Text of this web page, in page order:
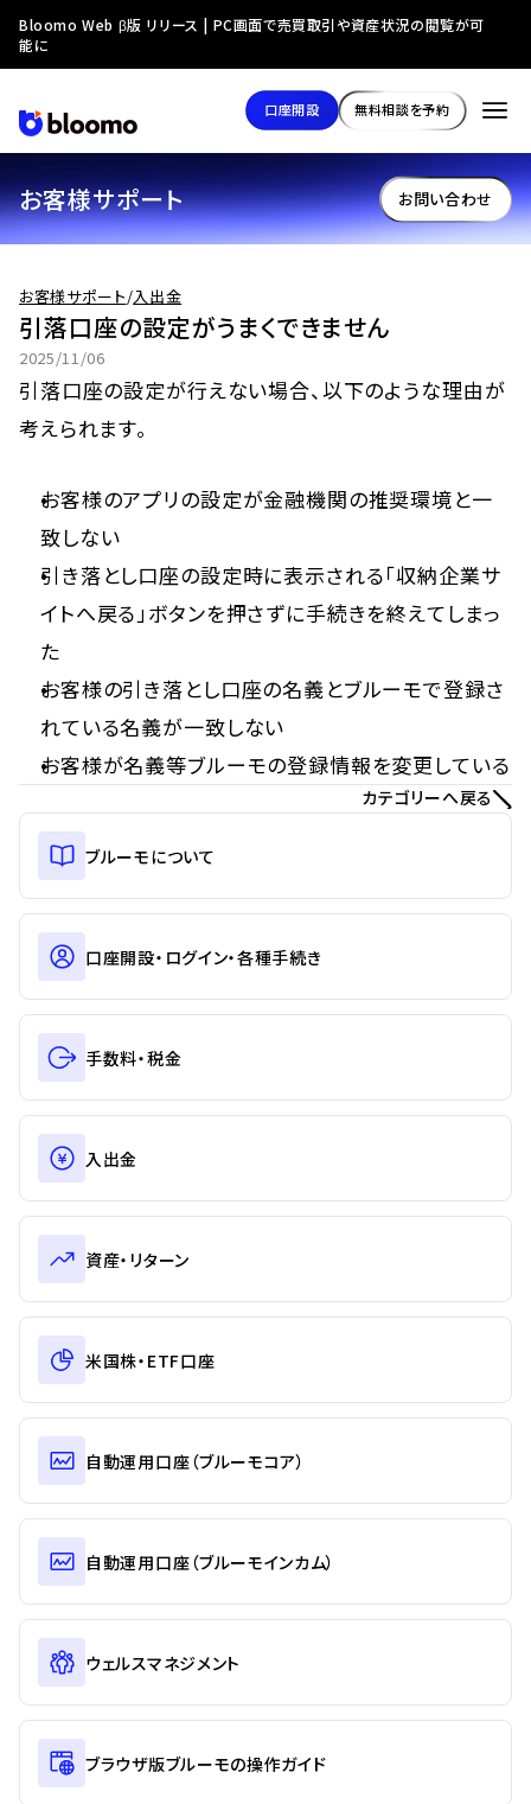
お客様サポート お問い合わせ
お客様サポート/入出金
引落口座の設定がうまくできません
2025/11/06
引落口座の設定が行えない場合、以下のような理由が
考えられます。
お客様のアプリの設定が金融機関の推奨環境と一
致しない
引き落とし口座の設定時に表示される「収納企業サ
イトへ戻る」ボタンを押さずに手続きを終えてしまっ
た
お客様の引き落とし口座の名義とブルーモで登録さ
れている名義が一致しない
お客様が名義等ブルーモの登録情報を変更している
カテゴリーへ戻る
ブルーモについて
口座開設・ログイン・各種手続き
手数料・税金
入出金
資産・リターン
米国株・ETF口座
自動運用口座（ブルーモコア）
自動運用口座（ブルーモインカム）
ウェルスマネジメント
ブラウザ版ブルーモの操作ガイド
Bloomo Web β版 リリース | PC画面で売買取引や資産状況の閲覧が可
能に
口座開設 無料相談を予約